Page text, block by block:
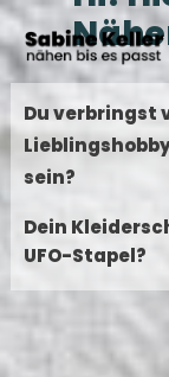
Du verbringst
sein?
Dein
UFO-Stapel?